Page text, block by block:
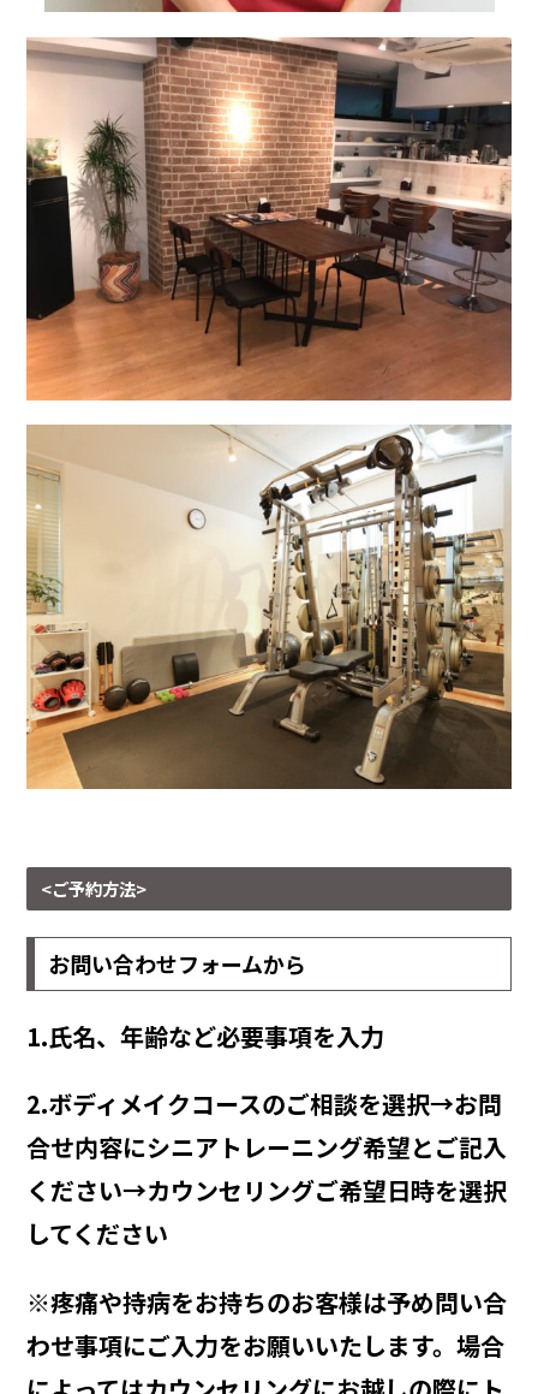
<ご予約方法>
お問い合わせフォームから
1.氏名、年齢など必要事項を入力
2.ボディメイクコースのご相談を選択→お問
合せ内容にシニアトレーニング希望とご記入
ください→カウンセリングご希望日時を選択
してください
※疼痛や持病をお持ちのお客様は予め問い合
わせ事項にご入力をお願いいたします。場合